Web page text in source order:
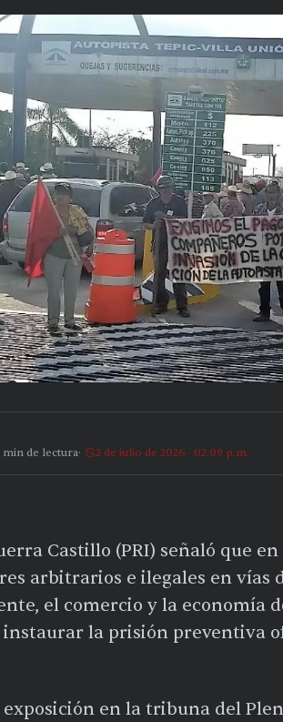
min de lectura 2 de julio de 2026 · 02:09 p.m.
Castillo (PRI) señaló que
arbitrarios e ilegales en vías
el comercio y la economía
la prisión preventiva
en la tribuna del